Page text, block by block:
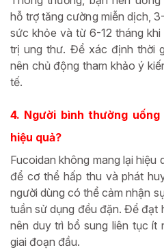
hỗ trợ tăng cường miễn dịch,
sức khỏe và từ 6-12 tháng
trị ung thư. Để xác định thời
nên chủ động tham khảo ý
tế.
4. Người bình thường
hiệu quả?
Fucoidan không mang lại hiệu
để cơ thể hấp thu và phát
người dùng có thể cảm nhận
tuần sử dụng đều đặn. Để đạt
nên duy trì bổ sung liên tục ít
giai đoạn đầu.